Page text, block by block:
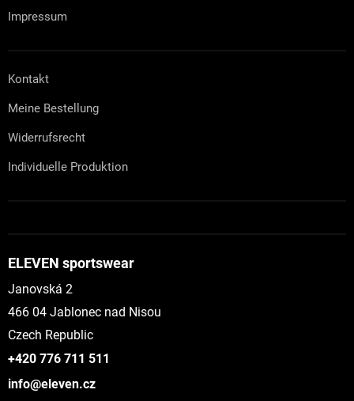
Impressum
Kontakt
Meine Bestellung
Widerrufsrecht
Individuelle Produktion
ELEVEN sportswear
Janovská 2
466 04 Jablonec nad Nisou
Czech Republic
+420 776 711 511
info@eleven.cz